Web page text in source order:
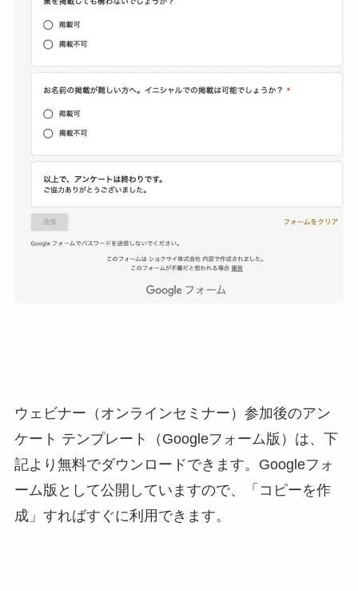
ウェビナー（オンラインセミナー）参加後のアン
ケート テンプレート（Googleフォーム版）は、下
記より無料でダウンロードできます。Googleフォ
ーム版として公開していますので、「コピーを作
成」すればすぐに利用できます。